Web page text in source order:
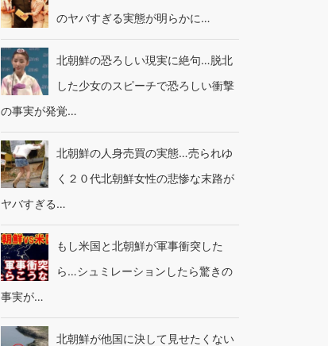
のヤバすぎる実態が明らかに…
北朝鮮の恐ろしい現実に絶句…脱北
した少女のスピーチで恐ろしい衝撃
の事実が発覚…
北朝鮮の人身売買の実態…売られゆ
く２０代北朝鮮女性の悲惨な末路が
ヤバすぎる…
もし米国と北朝鮮が軍事衝突した
ら…シュミレーションしたら驚きの
事実が…
北朝鮮が他国に決して見せたくない